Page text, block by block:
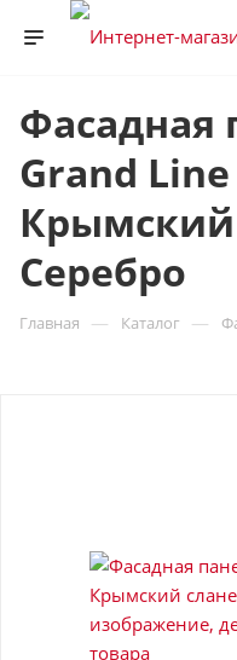
Фасадная
Grand
Крымский
Серебро
Главная — Каталог —